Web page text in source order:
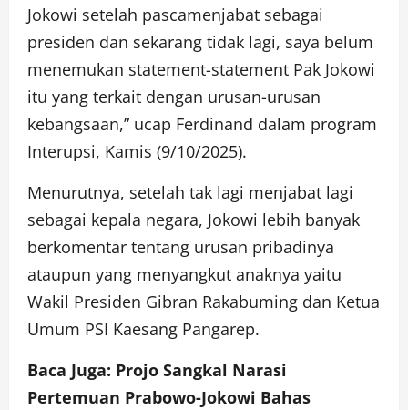
Jokowi setelah pascamenjabat sebagai
presiden dan sekarang tidak lagi, saya belum
menemukan statement-statement Pak Jokowi
itu yang terkait dengan urusan-urusan
kebangsaan,” ucap Ferdinand dalam program
Interupsi, Kamis (9/10/2025).
Menurutnya, setelah tak lagi menjabat lagi
sebagai kepala negara, Jokowi lebih banyak
berkomentar tentang urusan pribadinya
ataupun yang menyangkut anaknya yaitu
Wakil Presiden Gibran Rakabuming dan Ketua
Umum PSI Kaesang Pangarep.
Baca Juga: Projo Sangkal Narasi
Pertemuan Prabowo-Jokowi Bahas